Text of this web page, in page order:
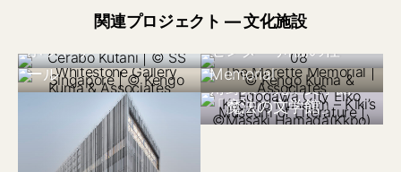
関連プロジェクト — 文化施設
九谷セラミック・ラ
ボラトリー
日本 2009
下関市川棚温泉交流
センター 川棚の杜
シンガポール 2023
ギャラリーシンガポ
ール
The Morette
Memorial
日本 2021
角野栄子児童文学館
「魔法の文学館」